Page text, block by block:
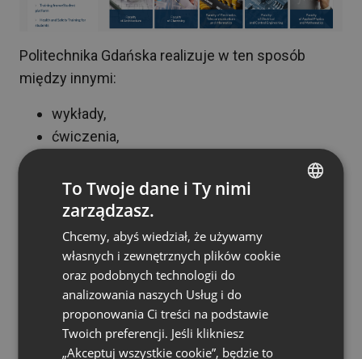
Politechnika Gdańska realizuje w ten sposób
między innymi:
wykłady,
ćwiczenia,
seminaria,
konferencje naukowe i spotkania zespołów.
Dzięki platformie LMS wykładowcy mają dostęp
do rozbudowanego panelu statystyk, a
użytkownicy mogą korzystać z tego środowiska
nie tylko na komputerach, ale też na urządzeniach
mobilnych. Jedną z najważniejszych cech tego
rozwiązania jest prostota działania:
FRENCH
RUSSIAN
SPANISH
To Twoje dane i Ty nimi
zarządzasz.
Chcemy, abyś wiedział, że używamy
własnych i zewnętrznych plików cookie
oraz podobnych technologii do
analizowania naszych Usług i do
proponowania Ci treści na podstawie
Twoich preferencji. Jeśli klikniesz
„Akceptuj wszystkie cookie”, będzie to